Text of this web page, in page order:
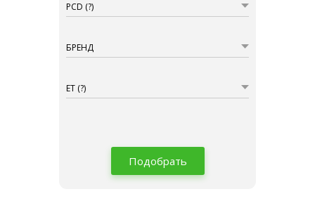
PCD (?)
БРЕНД
ET (?)
Подобрать